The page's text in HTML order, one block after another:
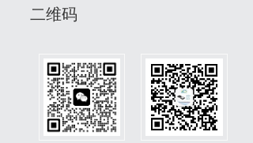
二维码